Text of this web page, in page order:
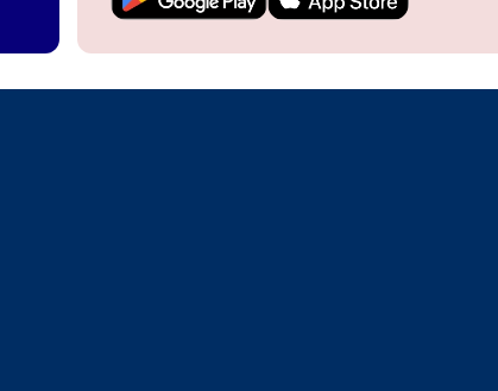
if your device supports eSIM
mobile carrier to request an eSIM activation.
Once activated, you can enjoy the benefits
하거나 몇 초 만에 새로 만드세요.